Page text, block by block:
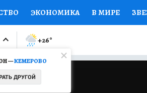
ЭКОНОМИКА В МИРЕ
МИР Я ЗНАЮ СЕМЬЯ
СЕРИАЛЫ
—КЕМЕРОВО
ДРУГОЙ
+26°